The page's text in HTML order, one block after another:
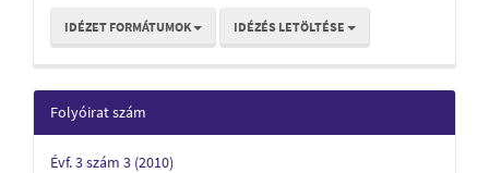
IDÉZET FORMÁTUMOK IDÉZÉS LETÖLTÉSE
Folyóirat szám
Évf. 3 szám 3 (2010)